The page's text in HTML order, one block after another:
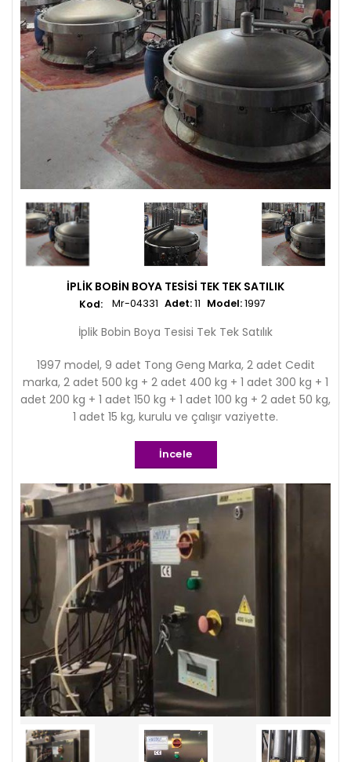
İPLIK BOBIN BOYA TESISI TEK TEK SATILIK
Adet:11 Model:1997
Mr-04331
İplik Bobin Boya Tesisi Tek Tek Satılık
1997 model, 9 adet Tong Geng Marka, 2 adet Cedit
marka, 2 adet 500 kg + 2 adet 400 kg + 1 adet 300 kg + 1
adet 200 kg + 1 adet 150 kg + 1 adet 100 kg + 2 adet 50 kg,
1 adet 15 kg, kurulu ve çalışır vaziyette.
İncele